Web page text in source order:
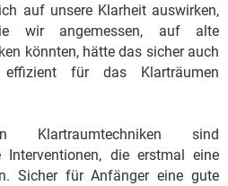
auf unsere Klarheit auswirken,
wir angemessen, auf alte
könnten, hätte das sicher auch
für das Klarträumen
sind
Interventionen, die erstmal eine
Sicher für Anfänger eine gute